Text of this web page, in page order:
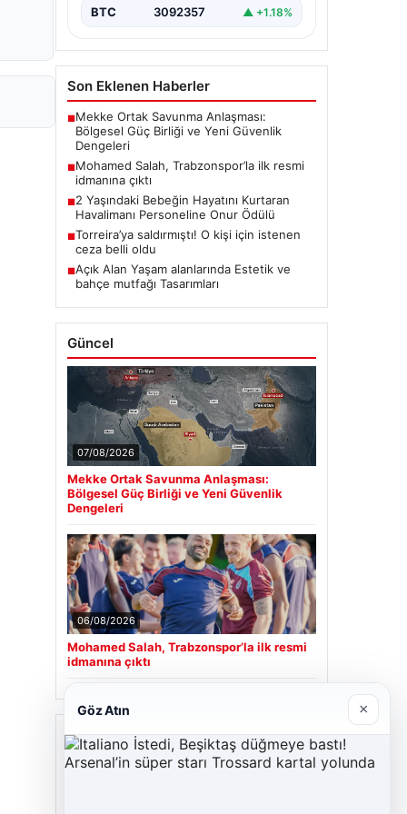
BTC 3092357 ▲ +1.18%
Son Eklenen Haberler
■Mekke Ortak Savunma Anlaşması:
Bölgesel Güç Birliği ve Yeni Güvenlik
Dengeleri
■Mohamed Salah, Trabzonspor’la ilk resmi
idmanına çıktı
■2 Yaşındaki Bebeğin Hayatını Kurtaran
Havalimanı Personeline Onur Ödülü
■Torreira’ya saldırmıştı! O kişi için istenen
ceza belli oldu
■Açık Alan Yaşam alanlarında Estetik ve
bahçe mutfağı Tasarımları
Güncel
07/08/2026
Mekke Ortak Savunma Anlaşması:
Bölgesel Güç Birliği ve Yeni Güvenlik
Dengeleri
06/08/2026
Mohamed Salah, Trabzonspor’la ilk resmi
idmanına çıktı
Son Eklenen Firmalar
Göz Atın ×